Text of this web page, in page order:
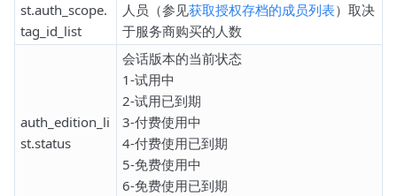
st.auth_scope.
tag_id_list
人员（参见获取授权存档的成员列表）取决
于服务商购买的人数
auth_edition_li
st.status
会话版本的当前状态
1-试用中
2-试用已到期
3-付费使用中
4-付费使用已到期
5-免费使用中
6-免费使用已到期